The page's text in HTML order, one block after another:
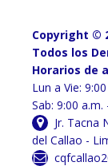
Copyright ©
Todos los
Horarios de
Lun a Vie:
Sab: 9:00 a.m.
Jr. Tacna
del Callao -